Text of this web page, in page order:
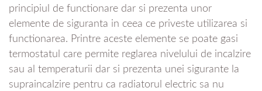
principiul de functionare dar si prezenta unor
elemente de siguranta in ceea ce priveste utilizarea si
functionarea. Printre aceste elemente se poate gasi
termostatul care permite reglarea nivelului de incalzire
sau al temperaturii dar si prezenta unei sigurante la
supraincalzire pentru ca radiatorul electric sa nu